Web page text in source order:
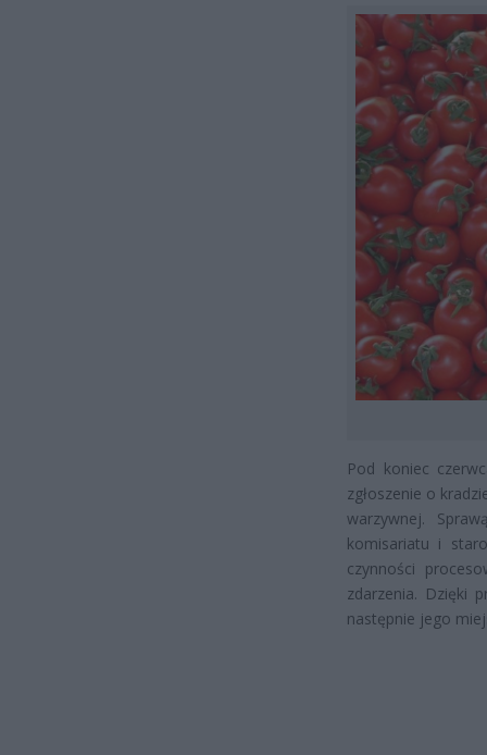
Pod koniec
zgłoszenie o
warzywnej.
komisariatu i
czynności
zdarzenia. Dzięki
następnie jego